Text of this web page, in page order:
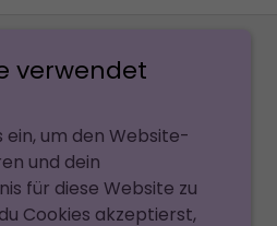
verwendet
ein, um den Website-
und dein
für diese Website zu
Cookies akzeptierst,